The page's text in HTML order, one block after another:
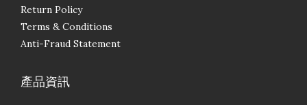
Return Policy
Terms & Conditions
Anti-Fraud Statement
產品資訊